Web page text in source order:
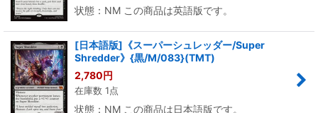
状態：NM この商品は英語版です。
[日本語版]《スーパーシュレッダー/Super
Shredder》{黒/M/083}(TMT)
2,780円
在庫数 1点
状態：NM この商品は日本語版です。